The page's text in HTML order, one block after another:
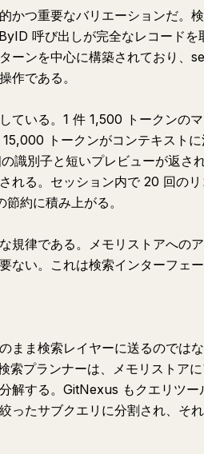
かつ重要なバリエーションだ。
呼び出しが完全なレコード
ーンを中心に構築されており、
作である。
ている。1 件 1,500 トークンの
トークンがコンテキスト
識別子と短いプレビューが返さ
れる。セッション内で 20 回の
約に積み上がる。
規律である。メモリストアへの
ない。これは検索インターフェー
まま検索レイヤーに送るのでは
索プランナーは、メモリストア
解する。GitNexus もクエリツ
ったサブクエリに分割され、そ